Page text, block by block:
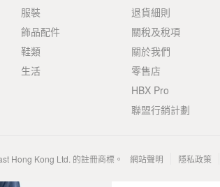
服裝
飾品配件
鞋類
生活
退貨細則
關稅及稅項
關於我們
零售店
HBX Pro
聯盟行銷計劃
Hong Kong Ltd. 的註冊商標。 網站聲明 隱私政策